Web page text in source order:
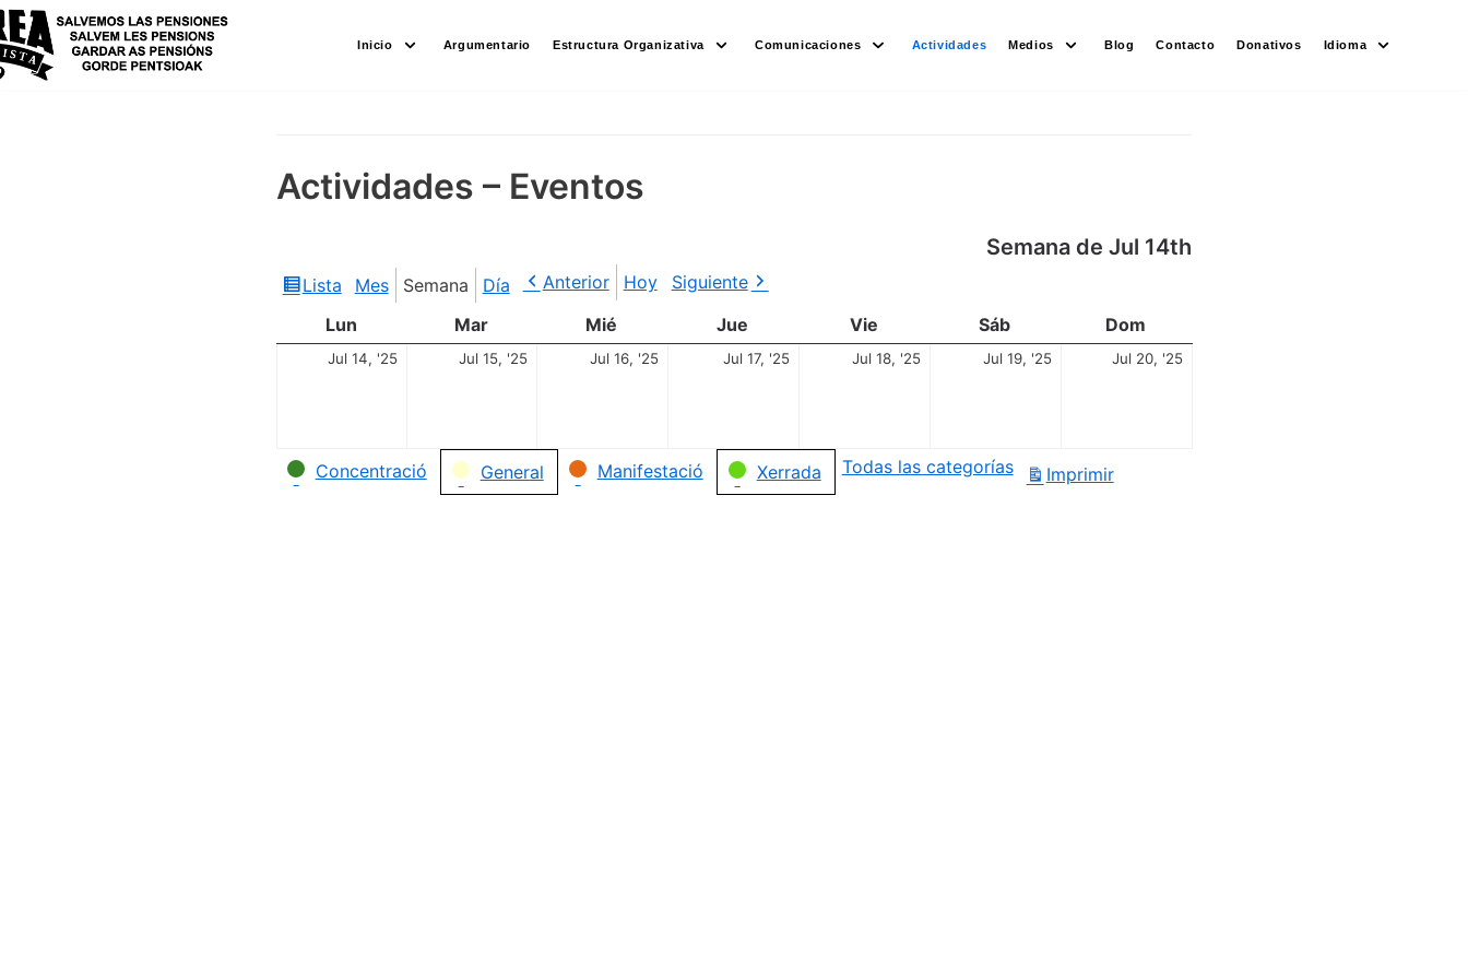
Saltar
al
contenido
Inicio Argumentario Estructura Organizativa Comunicaciones Actividades Medios Blog Contacto Donativos Idioma
Actividades – Eventos
Semana de Jul 14th
Ver
como
Lista Mes Semana Día Anterior Hoy
Siguiente
Lun
Mar Mié Jue Vie Sáb Dom
Jul 14, '25 Jul 15, '25 Jul 16, '25 Jul 17, '25 Jul 18, '25 Jul 19, '25 Jul 20, '25
Categorías
Concentració General Manifestació Xerrada Todas las categorías Imprimir